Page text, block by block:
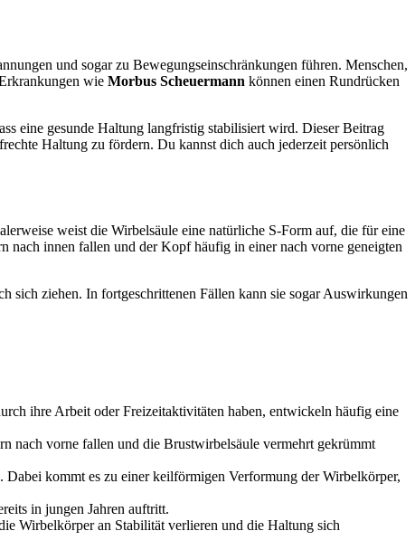
und sogar zu Bewegungseinschränkungen führen. Menschen,
wie Morbus Scheuermann können einen Rundrücken
eine gesunde Haltung langfristig stabilisiert wird. Dieser Beitrag
Haltung zu fördern. Du kannst dich auch jederzeit persönlich
weist die Wirbelsäule eine natürliche S-Form auf, die für eine
nach innen fallen und der Kopf häufig in einer nach vorne geneigten
sich ziehen. In fortgeschrittenen Fällen kann sie sogar Auswirkungen
ihre Arbeit oder Freizeitaktivitäten haben, entwickeln häufig eine
nach vorne fallen und die Brustwirbelsäule vermehrt gekrümmt
kommt es zu einer keilförmigen Verformung der Wirbelkörper,
in jungen Jahren auftritt.
Wirbelkörper an Stabilität verlieren und die Haltung sich